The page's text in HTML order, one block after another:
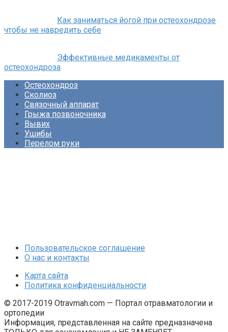
Как заниматься йогой при остеохондрозе
чтобы не навредить себе
Эффективные медикаменты от
остеохондроза
Остеохондроз
Сколиоз
Связочный аппарат
Грыжа позвоночника
Вывих
Ушибы
Перелом руки
Пользовательское соглашение
О нас и контакты
Карта сайта
Политика конфиденциальности
© 2017-2019 Otravmah.com — Портал отравматологии и
ортопедии
Информация, представленная на сайте предназначена